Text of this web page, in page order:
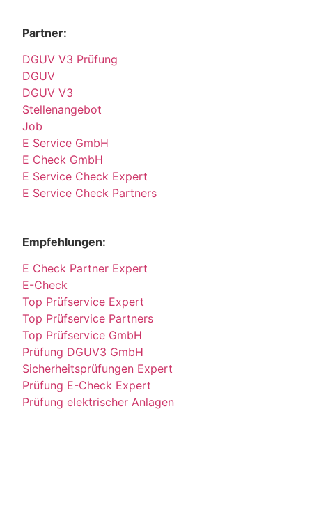
Partner:
DGUV V3 Prüfung
DGUV
DGUV V3
Stellenangebot
Job
E Service GmbH
E Check GmbH
E Service Check Expert
E Service Check Partners
Empfehlungen:
E Check Partner Expert
E-Check
Top Prüfservice Expert
Top Prüfservice Partners
Top Prüfservice GmbH
Prüfung DGUV3 GmbH
Sicherheitsprüfungen Expert
Prüfung E-Check Expert
Prüfung elektrischer Anlagen